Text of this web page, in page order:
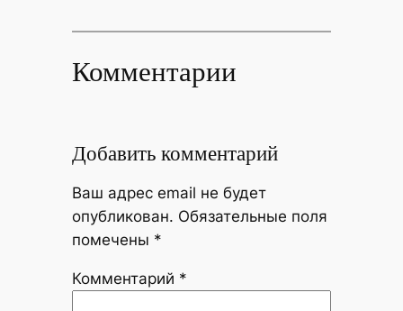
Комментарии
Добавить комментарий
Ваш адрес email не будет
опубликован. Обязательные поля
помечены *
Комментарий *